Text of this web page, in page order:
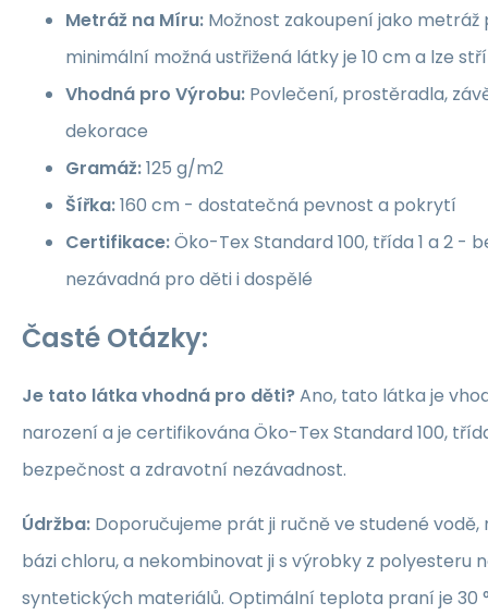
Metráž na Míru: Možnost zakoupení jako
minimální možná ustřižená látky je 10 cm a lze
Vhodná pro Výrobu: Povlečení, prostěradla,
dekorace
Gramáž:125 g/m2
Šířka:160 cm - dostatečná pevnost a pokrytí
Certifikace:Öko-Tex Standard 100, třída 1 a 2 -
nezávadná pro děti i dospělé
Časté Otázky:
Je tato látka vhodná pro děti?Ano, tato látka je
narození a je certifikována Öko-Tex Standard 100,
bezpečnost a zdravotní nezávadnost.
Údržba: Doporučujeme prát ji ručně ve studené
bázi chloru, a nekombinovat ji s výrobky z polyesteru
syntetických materiálů. Optimální teplota praní je 30